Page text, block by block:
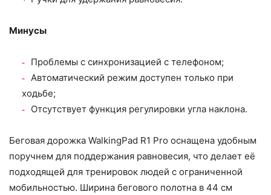
Минусы
Проблемы с синхронизацией с телефоном;
Автоматический режим доступен только при
ходьбе;
Отсутствует функция регулировки угла наклона.
Беговая дорожка WalkingPad R1 Pro оснащена удобным
поручнем для поддержания равновесия, что делает её
подходящей для тренировок людей с ограниченной
мобильностью. Ширина бегового полотна в 44 см